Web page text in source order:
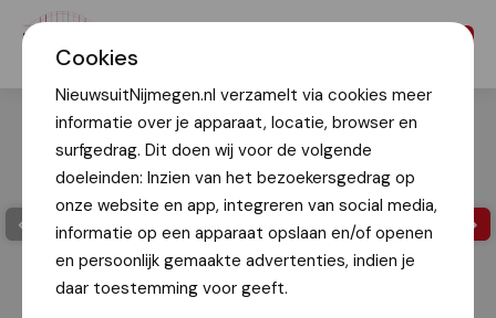
Cookies
NieuwsuitNijmegen.nl verzamelt via cookies meer
informatie over je apparaat, locatie, browser en
surfgedrag. Dit doen wij voor de volgende
doeleinden: Inzien van het bezoekersgedrag op
onze website en app, integreren van social media,
informatie op een apparaat opslaan en/of openen
en persoonlijk gemaakte advertenties, indien je
daar toestemming voor geeft.